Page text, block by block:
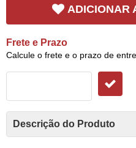
ADICIONAR
Frete e Prazo
Calcule o frete e o prazo de
Descrição do Produto